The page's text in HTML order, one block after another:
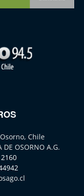
Chile
DE OSORNO A.G.